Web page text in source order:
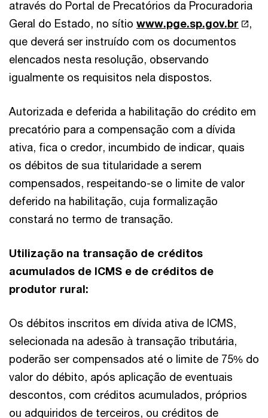
através do Portal de Precatórios da Procuradoria
Geral do Estado, no sítio www.pge.sp.gov.br
,
que deverá ser instruído com os documentos
elencados nesta resolução, observando
igualmente os requisitos nela dispostos.
Autorizada e deferida a habilitação do crédito em
precatório para a compensação com a dívida
ativa, fica o credor, incumbido de indicar, quais
os débitos de sua titularidade a serem
compensados, respeitando-se o limite de valor
deferido na habilitação, cuja formalização
constará no termo de transação.
Utilização na transação de créditos
acumulados de ICMS e de créditos de
produtor rural:
Os débitos inscritos em dívida ativa de ICMS,
selecionada na adesão à transação tributária,
poderão ser compensados até o limite de 75% do
valor do débito, após aplicação de eventuais
descontos, com créditos acumulados, próprios
ou adquiridos de terceiros, ou créditos de